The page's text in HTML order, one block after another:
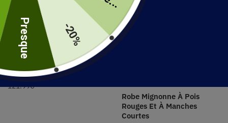
Robes Bohème À Tapis
Rouge
121.99€
Robe Mignonne À Pois
Rouges Et À Manches
Courtes
-20%
Presque